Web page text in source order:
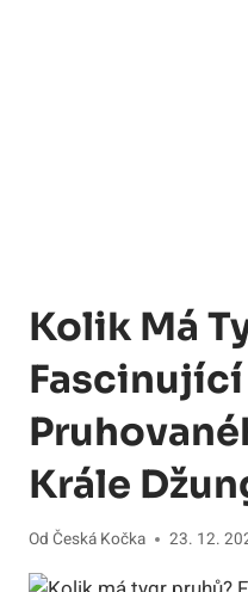
Kolik Má
Krále
Od Česká Kočka 23. 12.